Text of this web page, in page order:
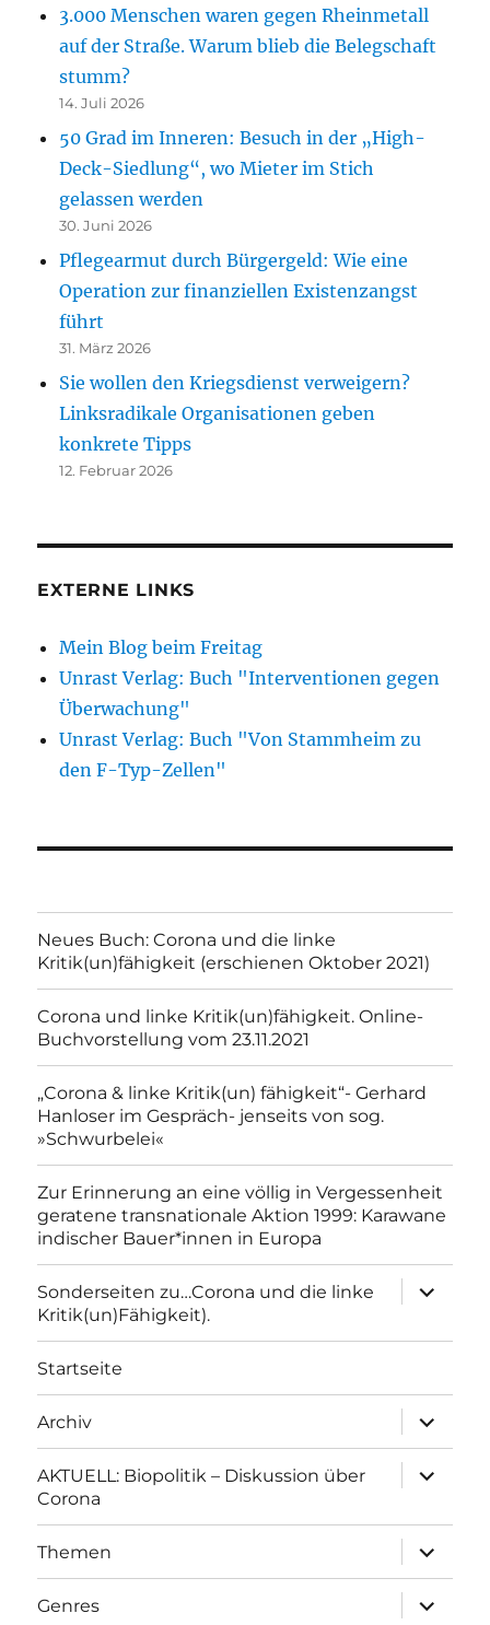
3.000 Menschen waren gegen Rheinmetall
auf der Straße. Warum blieb die Belegschaft
stumm?
14. Juli 2026
50 Grad im Inneren: Besuch in der „High-
Deck-Siedlung“, wo Mieter im Stich
gelassen werden
30. Juni 2026
Pflegearmut durch Bürgergeld: Wie eine
Operation zur finanziellen Existenzangst
führt
31. März 2026
Sie wollen den Kriegsdienst verweigern?
Linksradikale Organisationen geben
konkrete Tipps
12. Februar 2026
EXTERNE LINKS
Mein Blog beim Freitag
Unrast Verlag: Buch "Interventionen gegen
Überwachung"
Unrast Verlag: Buch "Von Stammheim zu
den F-Typ-Zellen"
Neues Buch: Corona und die linke
Kritik(un)fähigkeit (erschienen Oktober 2021)
Corona und linke Kritik(un)fähigkeit. Online-
Buchvorstellung vom 23.11.2021
„Corona & linke Kritik(un) fähigkeit“- Gerhard
Hanloser im Gespräch- jenseits von sog.
»Schwurbelei«
Zur Erinnerung an eine völlig in Vergessenheit
geratene transnationale Aktion 1999: Karawane
indischer Bauer*innen in Europa
Sonderseiten zu…Corona und die linke
Kritik(un)Fähigkeit).
anzeigen
Startseite
Archiv
anzeigen
AKTUELL: Biopolitik – Diskussion über
Corona
anzeigen
Themen
anzeigen
Genres
anzeigen